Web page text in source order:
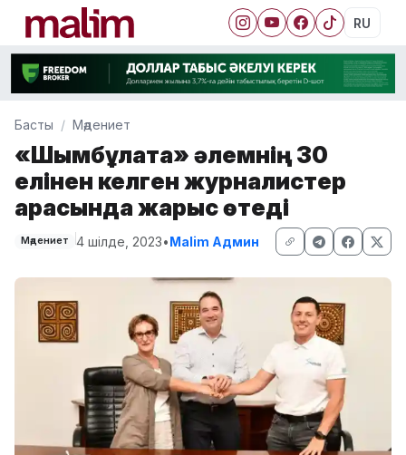
RU
Басты Мәдениет
«Шымбұлақта» әлемнің 30
елінен келген журналистер
арасында жарыс өтеді
Мәдениет 4 шілде, 2023•Malim Админ